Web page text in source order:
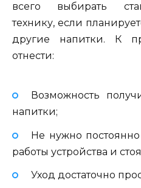
всего выбирать
технику, если
другие напитки. К
отнести:
Возможность
напитки;
Не нужно
работы устройства и
Уход достаточно